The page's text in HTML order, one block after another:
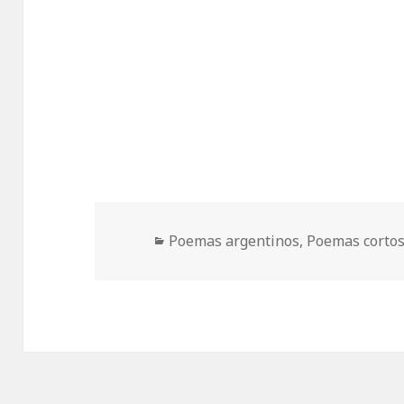
Categorías
Poemas argentinos, Poemas cortos